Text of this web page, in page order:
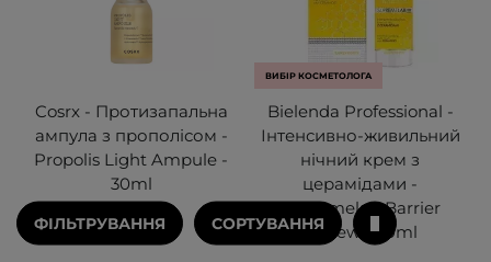
Cosrx - Протизапальна
ампула з прополісом -
Propolis Light Ampule -
30ml
ВИБІР КОСМЕТОЛОГА
Bielenda Professional -
Інтенсивно-живильний
нічний крем з
церамідами -
Supremelab Barrier
Renew - 50ml
ФІЛЬТРУВАННЯ СОРТУВАННЯ